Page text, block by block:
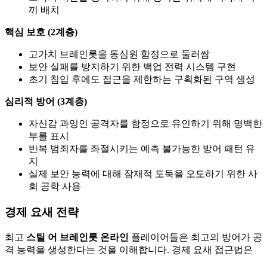
끼 배치
핵심 보호 (2계층)
고가치 브레인롯을 동심원 함정으로 둘러쌈
보안 실패를 방지하기 위한 백업 전력 시스템 구현
초기 침입 후에도 접근을 제한하는 구획화된 구역 생성
심리적 방어 (3계층)
자신감 과잉인 공격자를 함정으로 유인하기 위해 명백한
부를 표시
반복 범죄자를 좌절시키는 예측 불가능한 방어 패턴 유
지
실제 보안 능력에 대해 잠재적 도둑을 오도하기 위한 사
회 공학 사용
경제 요새 전략
최고 스틸 어 브레인롯 온라인 플레이어들은 최고의 방어가 공
격 능력을 생성한다는 것을 이해합니다. 경제 요새 접근법은